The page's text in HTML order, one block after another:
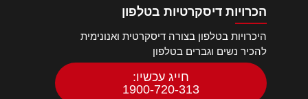
הכרויות דיסקרטיות בטלפון
היכרויות בטלפון בצורה דיסקרטית ואנונימית
להכיר נשים וגברים בטלפון
חייג עכשיו:
1900-720-313